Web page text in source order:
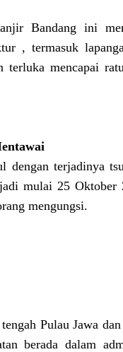
Bandang ini
, termasuk
mencapai
dengan terjadinya
mulai 25 Oktober
mengungsi.
Pulau Jawa
berada dalam